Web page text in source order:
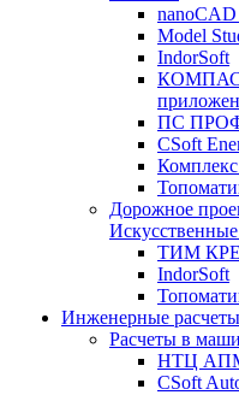
nanoCAD
Model
IndorSoft
ПС
CSoft
Дорожное
ТИМ
IndorSoft
Инженерные расчеты
Расчеты в
НТЦ
CSoft